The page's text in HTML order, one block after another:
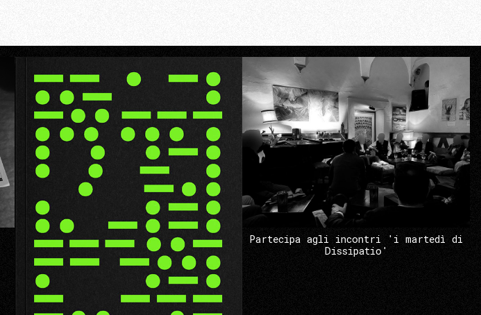
Partecipa agli incontri 'i martedì di
Dissipatio'